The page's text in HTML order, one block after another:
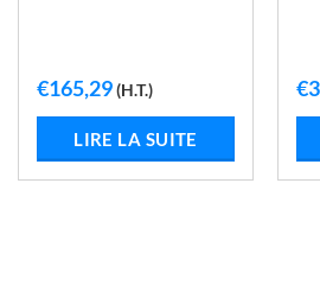
€165,29(H.T.)
LIRE LA SUITE
€